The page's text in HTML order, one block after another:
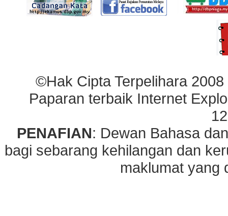
©Hak Cipta Terpelihara
Paparan terbaik Internet
PENAFIAN: Dewan Bahasa
bagi sebarang kehilangan dan
maklumat yang